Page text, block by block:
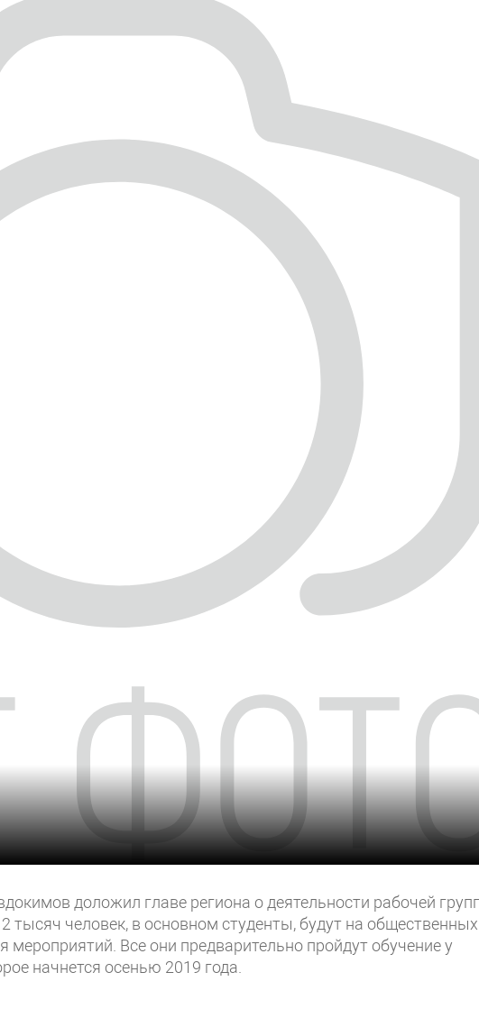
доложил главе региона о деятельности рабочей
тысяч человек, в основном студенты, будут на общественных
мероприятий. Все они предварительно пройдут обучение у
начнется осенью 2019 года.